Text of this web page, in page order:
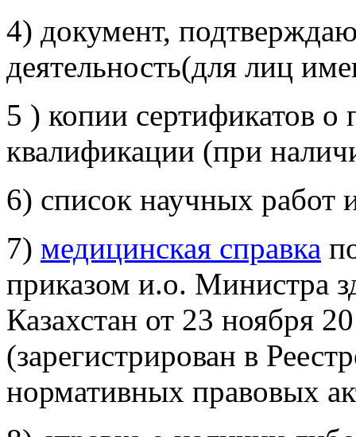
4) документ,
деятельность(для лиц
5 ) копии сертификатов
квалификации (при
6) список научных работ
7) медицинская справка
приказом и.о. Министра
Казахстан от 23 ноября
(зарегистрирован в
нормативных правовых